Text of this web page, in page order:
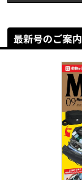
最新号のご案内